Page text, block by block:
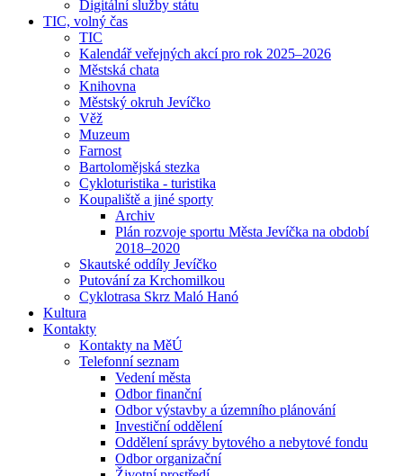
Digitální služby státu
TIC, volný čas
TIC
Kalendář veřejných akcí pro rok 2025–2026
Městská chata
Knihovna
Městský okruh Jevíčko
Věž
Muzeum
Farnost
Bartolomějská stezka
Cykloturistika - turistika
Koupaliště a jiné sporty
Archiv
Plán rozvoje sportu Města Jevíčka na období
2018–2020
Skautské oddíly Jevíčko
Putování za Krchomilkou
Cyklotrasa Skrz Maló Hanó
Kultura
Kontakty
Kontakty na MěÚ
Telefonní seznam
Vedení města
Odbor finanční
Odbor výstavby a územního plánování
Investiční oddělení
Oddělení správy bytového a nebytové fondu
Odbor organizační